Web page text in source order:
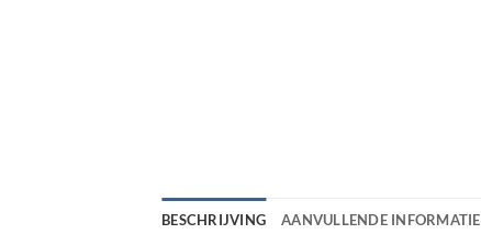
BESCHRIJVING AANVULLENDE INFORMATIE